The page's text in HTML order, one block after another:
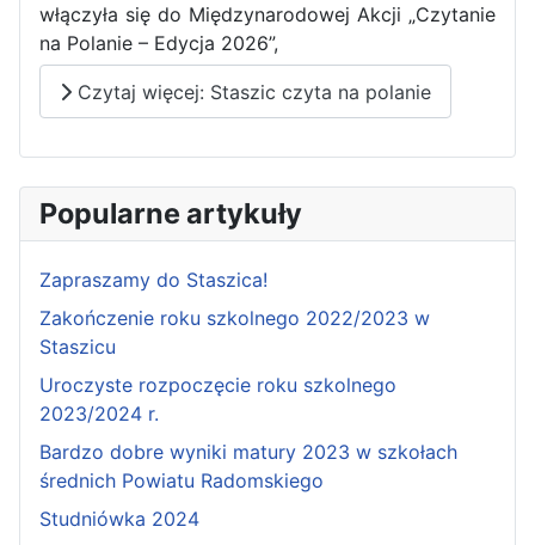
włączyła się do Międzynarodowej Akcji „Czytanie
na Polanie – Edycja 2026”,
Czytaj więcej: Staszic czyta na polanie
Popularne artykuły
Zapraszamy do Staszica!
Zakończenie roku szkolnego 2022/2023 w
Staszicu
Uroczyste rozpoczęcie roku szkolnego
2023/2024 r.
Bardzo dobre wyniki matury 2023 w szkołach
średnich Powiatu Radomskiego
Studniówka 2024